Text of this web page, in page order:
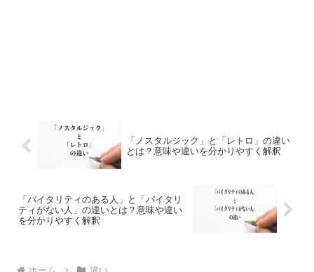
「ノスタルジック」と「レトロ」の違い
とは？意味や違いを分かりやすく解釈
「バイタリティのある人」と「バイタリ
ティがない人」の違いとは？意味や違い
を分かりやすく解釈